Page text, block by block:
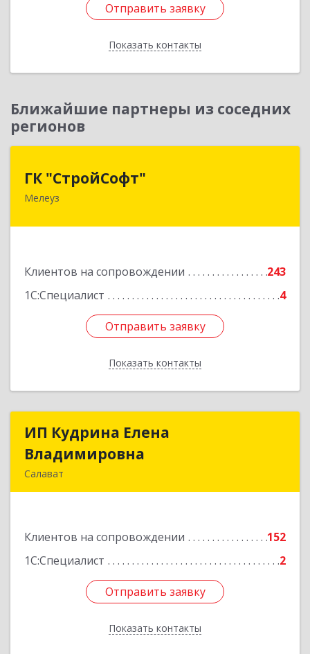
Отправить заявку
Показать контакты
Отправить заявку
Назад
Ближайшие партнеры из соседних
регионов
ГК "СтройСофт"
Мелеуз
Клиентов на сопровождении
243
1С:Специалист
4
Отправить заявку
Показать контакты
453852, Башкортостан Респ, Мелеуз г, Ленина
Отправить заявку
Назад
ИП Кудрина Елена
Владимировна
Салават
Клиентов на сопровождении
152
1С:Специалист
2
Отправить заявку
Показать контакты
ИП Кудрина Елена
Подробнее
Отправить заявку
Назад